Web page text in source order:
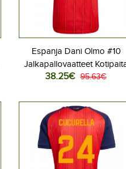
Espanja Dani Olmo #10
Jalkapallovaatteet
MM-kisat 2026 Lyhythihainen
38.25€ 95.63€